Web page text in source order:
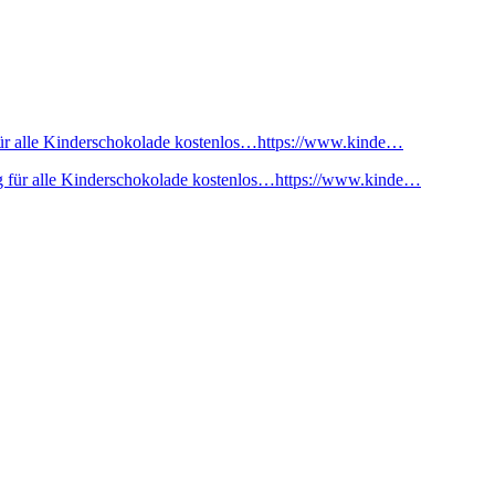
alle Kinderschokolade kostenlos…https://www.kinde…
für alle Kinderschokolade kostenlos…https://www.kinde…